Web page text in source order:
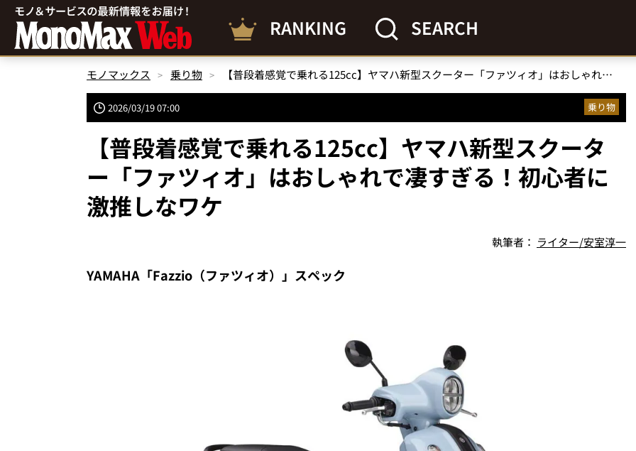
RANKING SEARCH
モノマックス 乗り物 【普段着感覚で乗れる125cc】ヤマハ新型スクーター「ファツィオ」はおしゃれで凄すぎる！初心者に激推しなワケ
2026/03/19 07:00 乗り物
【普段着感覚で乗れる125cc】ヤマハ新型スクータ
ー「ファツィオ」はおしゃれで凄すぎる！初心者に
激推しなワケ
執筆者： ライター/安室淳一
YAMAHA「Fazzio（ファツィオ）」スペック